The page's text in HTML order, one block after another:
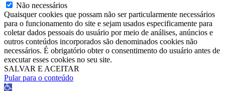
Não necessários
Quaisquer cookies que possam não ser particularmente necessários
para o funcionamento do site e sejam usados ​​especificamente para
coletar dados pessoais do usuário por meio de análises, anúncios e
outros conteúdos incorporados são denominados cookies não
necessários. É obrigatório obter o consentimento do usuário antes de
executar esses cookies no seu site.
SALVAR E ACEITAR
Pular para o conteúdo
Barra